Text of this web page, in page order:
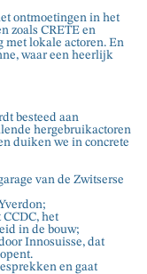
ontmoetingen in het
zoals CRETE en
met lokale actoren. En
waar een heerlijk
besteed aan
hergebruikactoren
duiken we in concrete
van de Zwitserse
het
in de bouw;
Innosuisse, dat
en gaat